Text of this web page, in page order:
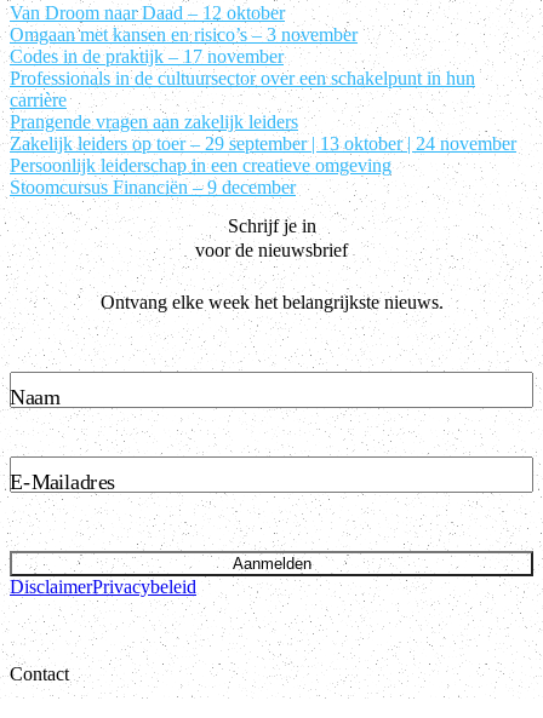
Van Droom naar Daad – 12 oktober
Omgaan met kansen en risico’s – 3 november
Codes in de praktijk – 17 november
Professionals in de cultuursector over een schakelpunt in hun
carrière
Prangende vragen aan zakelijk leiders
Zakelijk leiders op toer – 29 september | 13 oktober | 24 november
Persoonlijk leiderschap in een creatieve omgeving
Stoomcursus Financiën – 9 december
Schrijf je in
voor de nieuwsbrief
Ontvang elke week het belangrijkste nieuws.
Naam
E-Mailadres
Aanmelden
DisclaimerPrivacybeleid
Contact